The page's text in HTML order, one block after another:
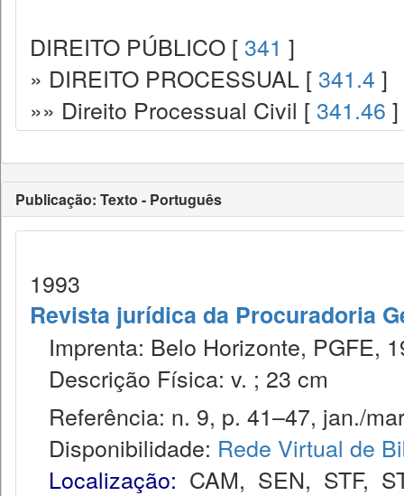
DIREITO PÚBLICO [ 341 ]
» DIREITO PROCESSUAL [ 341.4 ]
»» Direito Processual Civil [ 341.46 ]
Publicação: Texto - Português
1993
Revista jurídica da Procuradoria
Imprenta: Belo Horizonte, PGFE,
Descrição Física: v. ; 23 cm
Referência: n. 9, p. 41–47, jan./
Disponibilidade: Rede Virtual de
Localização: CAM, SEN, STF,